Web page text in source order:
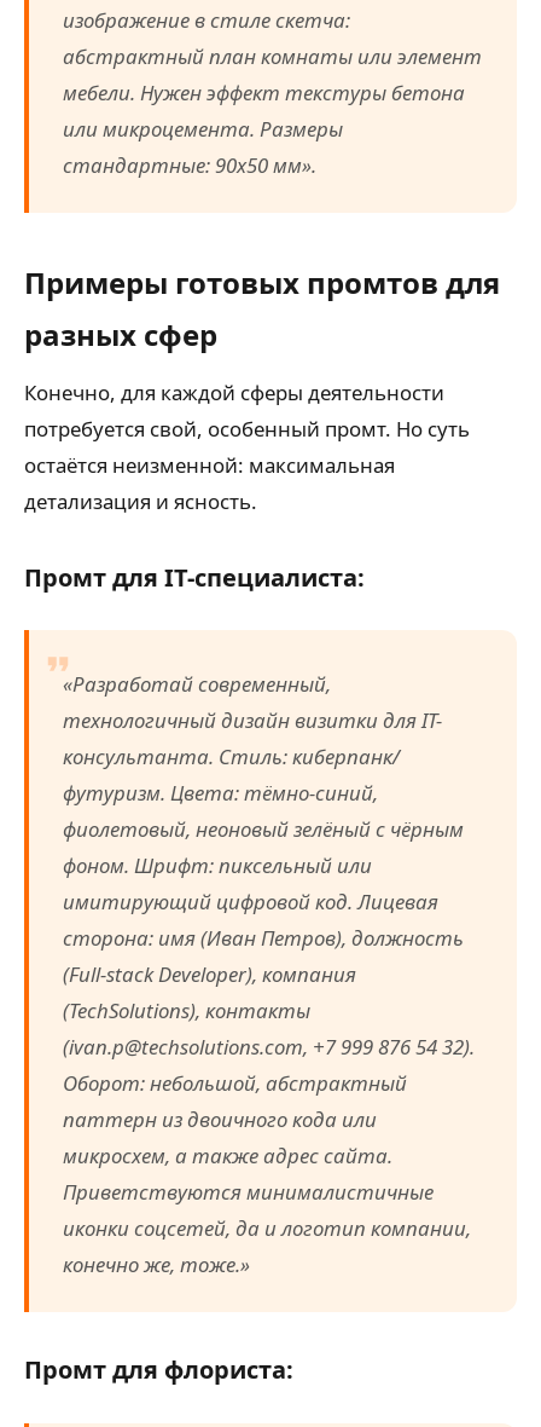
изображение в стиле скетча:
абстрактный план комнаты или элемент
мебели. Нужен эффект текстуры бетона
или микроцемента. Размеры
стандартные: 90х50 мм».
Примеры готовых промтов для
разных сфер
Конечно, для каждой сферы деятельности
потребуется свой, особенный промт. Но суть
остаётся неизменной: максимальная
детализация и ясность.
Промт для IT-специалиста:
«Разработай современный,
технологичный дизайн визитки для IT-
консультанта. Стиль: киберпанк/
футуризм. Цвета: тёмно-синий,
фиолетовый, неоновый зелёный с чёрным
фоном. Шрифт: пиксельный или
имитирующий цифровой код. Лицевая
сторона: имя (Иван Петров), должность
(Full-stack Developer), компания
(TechSolutions), контакты
(ivan.p@techsolutions.com, +7 999 876 54 32).
Оборот: небольшой, абстрактный
паттерн из двоичного кода или
микросхем, а также адрес сайта.
Приветствуются минималистичные
иконки соцсетей, да и логотип компании,
конечно же, тоже.»
Промт для флориста: